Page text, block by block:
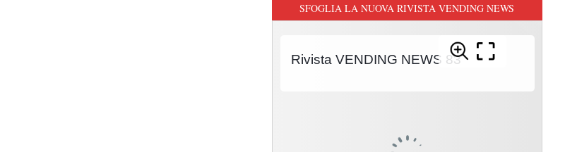
SFOGLIA LA NUOVA RIVISTA VENDING NEWS